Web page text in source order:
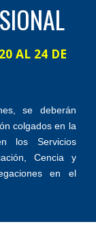
AL 24 DE
se deberán
colgados en la
los Servicios
Cencia y
en el